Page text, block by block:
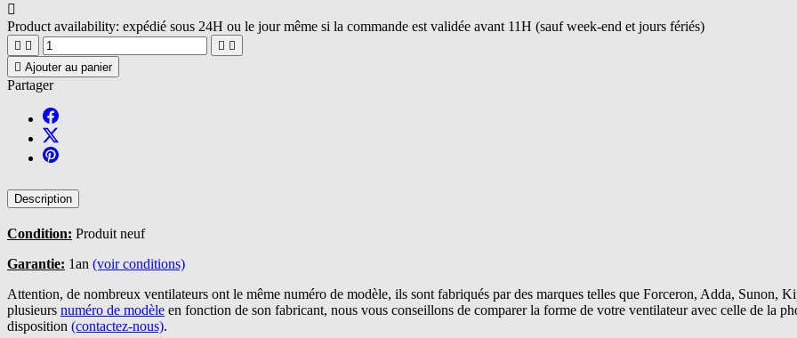

Product availability: expédié sous 24H ou le jour même si la commande est validée avant 11H (sauf week-end et jours fériés)
   
 Ajouter au panier
Partager
Description
Condition: Produit neuf
Garantie: 1an (voir conditions)
Attention, de nombreux ventilateurs ont le même numéro de modèle, ils sont fabriqués par des marques telles que Forceron, Adda, Sunon,
plusieurs numéro de modèle en fonction de son fabricant, nous vous conseillons de comparer la forme de votre ventilateur avec celle de la
disposition (contactez-nous).